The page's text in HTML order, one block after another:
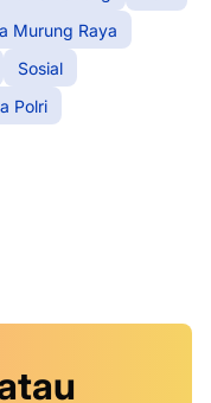
Murung Raya
Sosial
Polri